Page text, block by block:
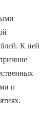
К ней
и